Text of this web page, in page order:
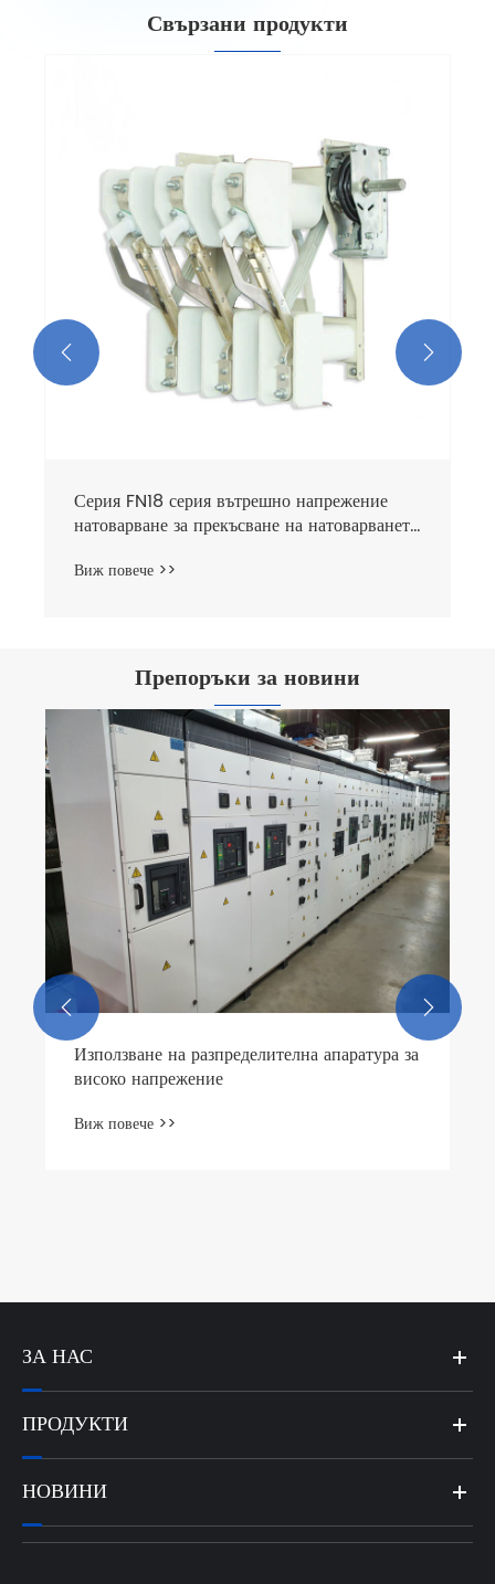
Свързани продукти
въздуха и комбиниран апарат за предпазител
Виж повече >>
 
Препоръки за новини
Какви са компонентите на
разпределителната апаратура за ниско
напрежение?
Виж повече >>
 
ЗА НАС
ПРОДУКТИ
НОВИНИ